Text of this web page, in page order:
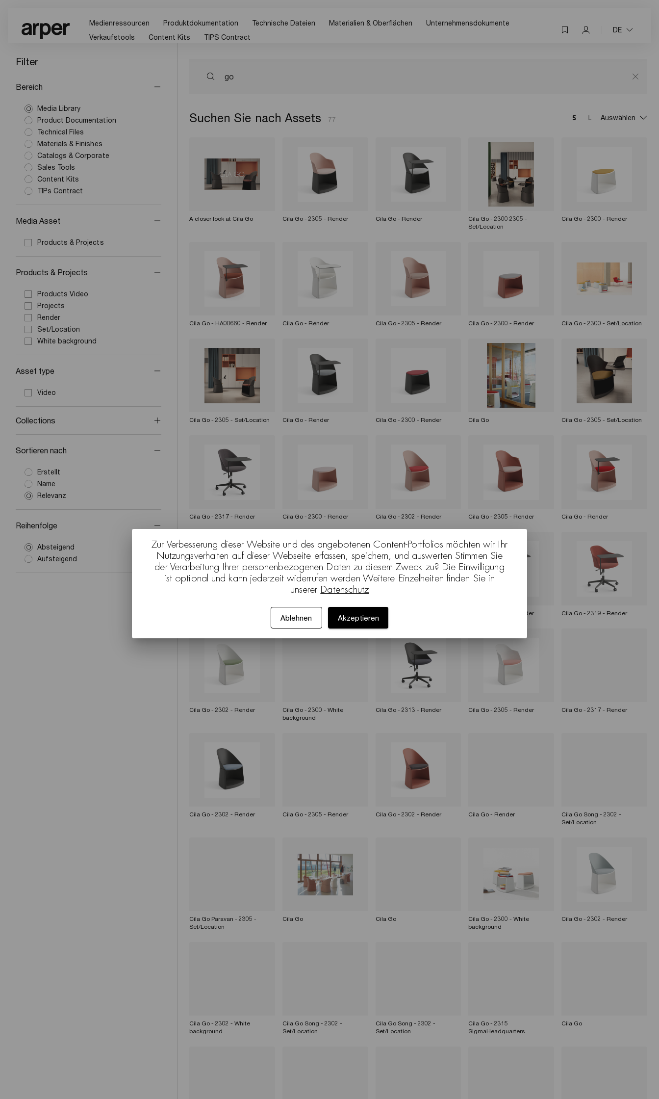
Medienressourcen Produktdokumentation Technische Dateien Materialien & Oberflächen
Unternehmensdokumente
Verkaufstools
Content Kits TIPS Contract
DE
Filter
Bereich
Media Library
Product Documentation
Technical Files
Materials & Finishes
Catalogs & Corporate
Sales Tools
Content Kits
TIPs Contract
Media Asset
Products & Projects
Products & Projects
Products Video
Projects
Render
Set/Location
White background
Asset type
Video
Collections
Sortieren nach
Erstellt
Name
Relevanz
Reihenfolge
Absteigend
Aufsteigend
Suchen Sie nach Assets 77 Auswählen
A closer look at Cila Go Cila Go - 2305 - Render Cila Go - Render
Cila Go - 2300 2305 -
Set/Location
Cila Go - 2300 - Render
Cila Go - HA00660 - Render Cila Go - Render Cila Go - 2305 - Render Cila Go - 2300 - Render Cila Go - 2300 - Set/Location
Cila Go - 2305 - Set/Location Cila Go - Render Cila Go - 2300 - Render Cila Go Cila Go - 2305 - Set/Location
Cila Go - 2317 - Render Cila Go - 2300 - Render Cila Go - 2302 - Render Cila Go - 2305 - Render Cila Go - Render
Cila Go - 2315 - Render Cila Go - 2319 - Render
Cila Go - 2302 - Render
Cila Go - 2300 - White
background
Cila Go - 2313 - Render Cila Go - 2305 - Render Cila Go - 2317 - Render
Cila Go - 2302 - Render Cila Go - 2305 - Render Cila Go - 2302 - Render Cila Go - Render
Cila Go Song - 2302 -
Set/Location
Cila Go Paravan - 2305 -
Set/Location
Cila Go Cila Go
Cila Go - 2300 - White
background
Cila Go - 2302 - Render
Cila Go - 2302 - White
background
Cila Go Song - 2302 -
Set/Location
Cila Go Song - 2302 -
Set/Location
Cila Go - 2315
SigmaHeadquarters
Cila Go
Zur Verbesserung dieser Website und des angebotenen Content-Portfolios möchten wir Ihr
Nutzungsverhalten auf dieser Webseite erfassen, speichern, und auswerten Stimmen Sie
der Verarbeitung Ihrer personenbezogenen Daten zu diesem Zweck zu? Die Einwilligung
ist optional und kann jederzeit widerrufen werden Weitere Einzelheiten finden Sie in
unserer Datenschutz
Ablehnen Akzeptieren